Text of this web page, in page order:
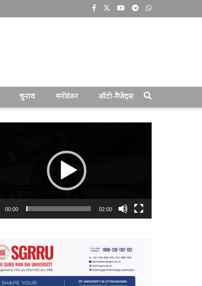
चुनाव मनोरंजन ऑटो-गैजेट्स
00:00 02:00